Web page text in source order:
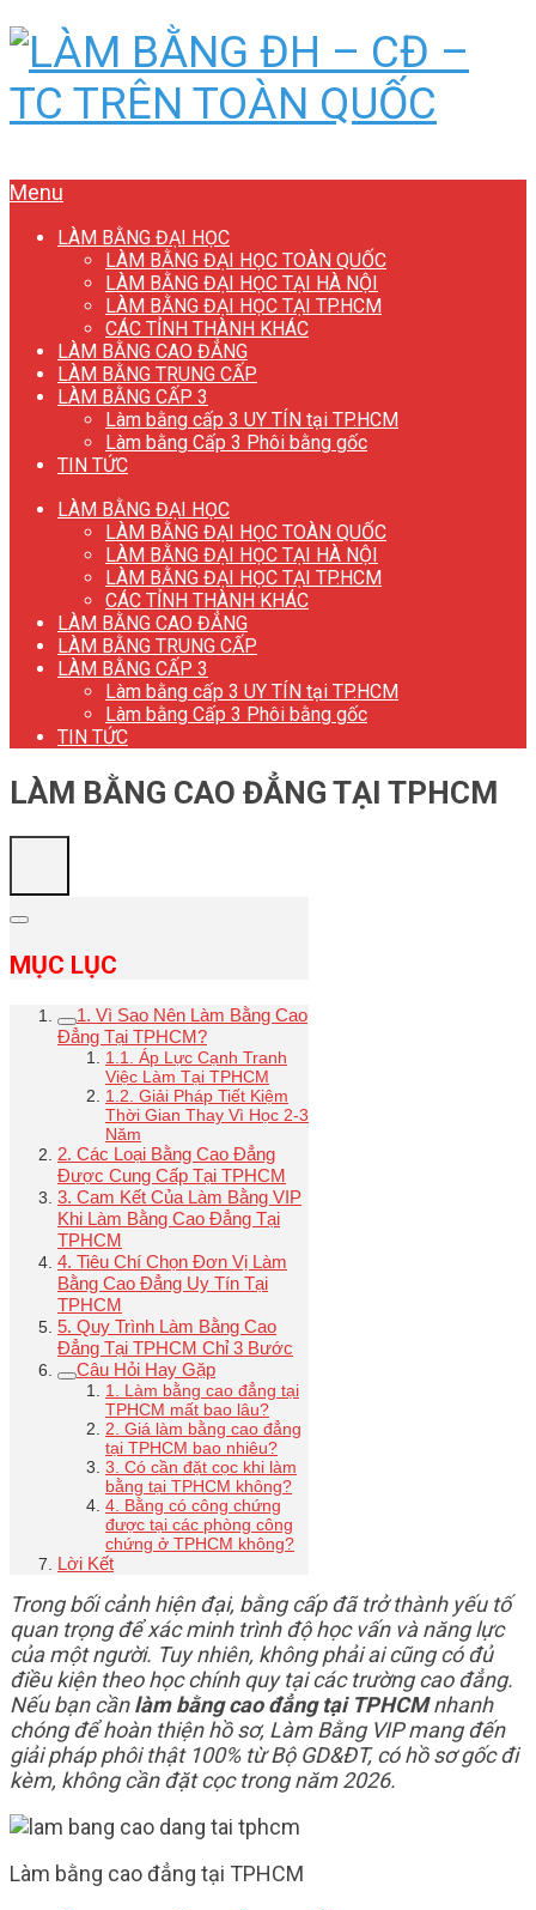
Menu
LÀM BẰNG ĐẠI HỌC
LÀM BẰNG ĐẠI HỌC TOÀN QUỐC
LÀM BẰNG ĐẠI HỌC TẠI HÀ NỘI
LÀM BẰNG ĐẠI HỌC TẠI TP.HCM
CÁC TỈNH THÀNH KHÁC
LÀM BẰNG CAO ĐẲNG
LÀM BẰNG TRUNG CẤP
LÀM BẰNG CẤP 3
Làm bằng cấp 3 UY TÍN tại TP.HCM
Làm bằng Cấp 3 Phôi bằng gốc
TIN TỨC
LÀM BẰNG ĐẠI HỌC
LÀM BẰNG ĐẠI HỌC TOÀN QUỐC
LÀM BẰNG ĐẠI HỌC TẠI HÀ NỘI
LÀM BẰNG ĐẠI HỌC TẠI TP.HCM
CÁC TỈNH THÀNH KHÁC
LÀM BẰNG CAO ĐẲNG
LÀM BẰNG TRUNG CẤP
LÀM BẰNG CẤP 3
Làm bằng cấp 3 UY TÍN tại TP.HCM
Làm bằng Cấp 3 Phôi bằng gốc
TIN TỨC
LÀM BẰNG CAO ĐẲNG TẠI TPHCM
MỤC LỤC
1. Vì Sao Nên Làm Bằng Cao
Đẳng Tại TPHCM?
1.1. Áp Lực Cạnh Tranh
Việc Làm Tại TPHCM
1.2. Giải Pháp Tiết Kiệm
Thời Gian Thay Vì Học 2-3
Năm
2. Các Loại Bằng Cao Đẳng
Được Cung Cấp Tại TPHCM
3. Cam Kết Của Làm Bằng VIP
Khi Làm Bằng Cao Đẳng Tại
TPHCM
4. Tiêu Chí Chọn Đơn Vị Làm
Bằng Cao Đẳng Uy Tín Tại
TPHCM
5. Quy Trình Làm Bằng Cao
Đẳng Tại TPHCM Chỉ 3 Bước
Câu Hỏi Hay Gặp
1. Làm bằng cao đẳng tại
TPHCM mất bao lâu?
2. Giá làm bằng cao đẳng
tại TPHCM bao nhiêu?
3. Có cần đặt cọc khi làm
bằng tại TPHCM không?
4. Bằng có công chứng
được tại các phòng công
chứng ở TPHCM không?
Lời Kết
Trong bối cảnh hiện đại, bằng cấp đã trở thành yếu tố
quan trọng để xác minh trình độ học vấn và năng lực
của một người. Tuy nhiên, không phải ai cũng có đủ
điều kiện theo học chính quy tại các trường cao đẳng.
Nếu bạn cầnlàm bằng cao đẳng tại TPHCMnhanh
chóng để hoàn thiện hồ sơ, Làm Bằng VIP mang đến
giải pháp phôi thật 100% từ Bộ GD&ĐT, có hồ sơ gốc đi
kèm, không cần đặt cọc trong năm 2026.
Làm bằng cao đẳng tại TPHCM